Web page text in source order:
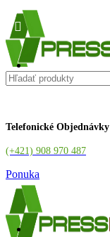
Telefonické Objednávky
(+421) 908 970 487
Ponuka